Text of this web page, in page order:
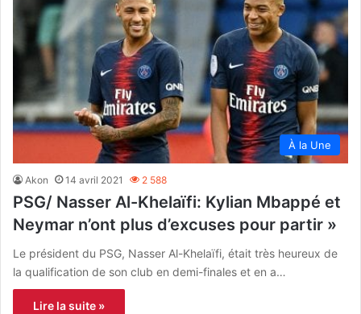
À la Une
Akon 14 avril 2021 2 588
PSG/ Nasser Al-Khelaïfi: Kylian Mbappé et
Neymar n’ont plus d’excuses pour partir »
Le président du PSG, Nasser Al-Khelaïfi, était très heureux de
la qualification de son club en demi-finales et en a…
Lire la suite »